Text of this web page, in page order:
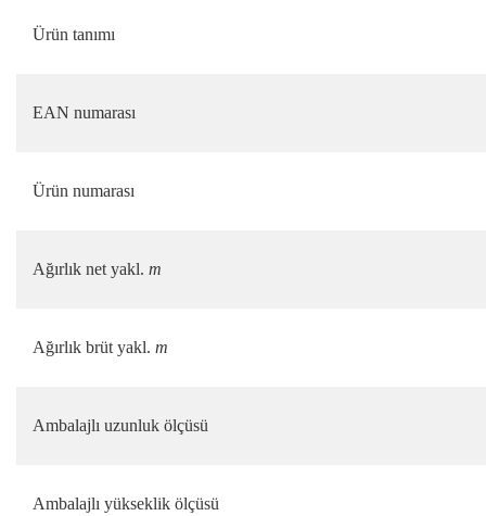
Ürün tanımı
EAN numarası
Ürün numarası
Ağırlık net yakl. m
Ağırlık brüt yakl. m
Ambalajlı uzunluk ölçüsü
Ambalajlı yükseklik ölçüsü